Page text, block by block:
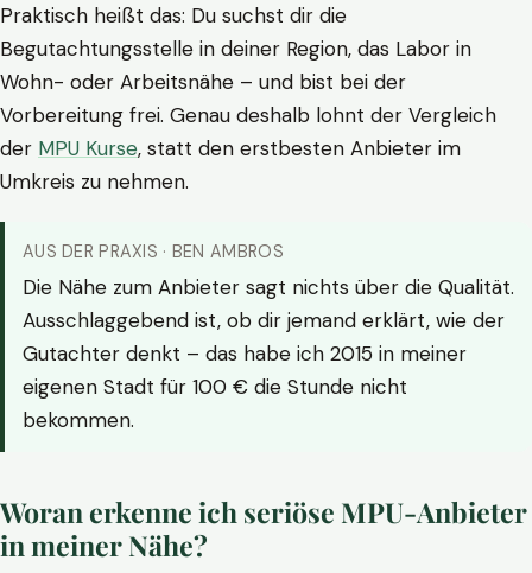
Praktisch heißt das: Du suchst dir die
Begutachtungsstelle in deiner Region, das Labor in
Wohn- oder Arbeitsnähe – und bist bei der
Vorbereitung frei. Genau deshalb lohnt der Vergleich
der MPU Kurse, statt den erstbesten Anbieter im
Umkreis zu nehmen.
AUS DER PRAXIS · BEN AMBROS
Die Nähe zum Anbieter sagt nichts über die Qualität.
Ausschlaggebend ist, ob dir jemand erklärt, wie der
Gutachter denkt – das habe ich 2015 in meiner
eigenen Stadt für 100 € die Stunde nicht
bekommen.
Woran erkenne ich seriöse MPU-Anbieter
in meiner Nähe?